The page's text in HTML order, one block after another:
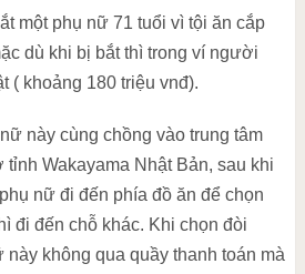
một phụ nữ 71 tuổi vì tội ăn cắp
dù khi bị bắt thì trong ví người
( khoảng 180 triệu vnđ).
này cùng chồng vào trung tâm
tỉnh Wakayama Nhật Bản, sau khi
nữ đi đến phía đồ ăn để chọn
đi đến chỗ khác. Khi chọn đòi
không qua quầy thanh toán mà